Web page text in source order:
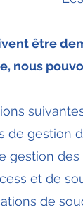
être
nous
gestion
gestion
et de
de